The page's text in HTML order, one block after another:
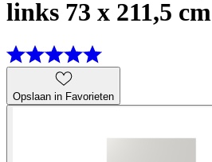
links 73 x 211,5 cm
Opslaan in Favorieten